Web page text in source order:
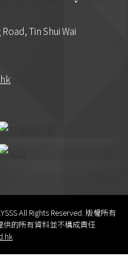
Tin Shui Wai
All Rights Reserved. 版權所有
的所有資料並不構成責任